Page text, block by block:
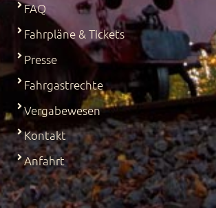
FAQ
Fahrpläne & Tickets
Presse
Fahrgastrechte
Vergabewesen
Kontakt
Anfahrt